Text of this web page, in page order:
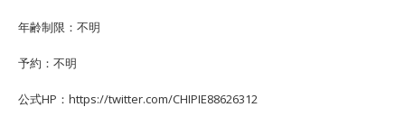
年齢制限：不明
予約：不明
公式HP：https://twitter.com/CHIPIE88626312